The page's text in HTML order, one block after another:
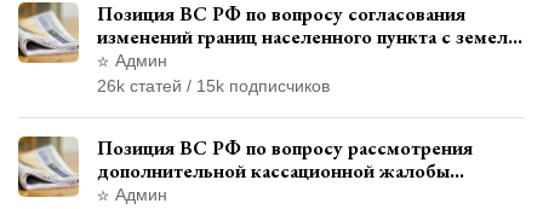
Позиция ВС РФ по вопросу согласования
изменений границ населенного пункта с земель
лесного фонда
Админ
26k статей / 15k подписчиков
Позиция ВС РФ по вопросу рассмотрения
дополнительной кассационной жалобы
адвоката в кассационной инстанции
Админ